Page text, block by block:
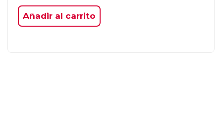
Añadir al carrito